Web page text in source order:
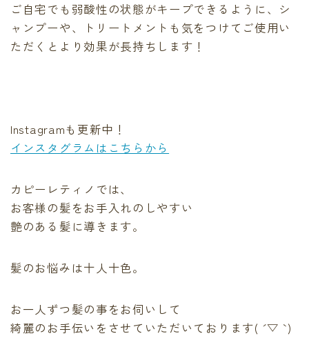
ご自宅でも弱酸性の状態がキープできるように、シ
ャンプーや、トリートメントも気をつけてご使用い
ただくとより効果が長持ちします！
Instagramも更新中！
インスタグラムはこちらから
カピーレティノでは、
お客様の髪をお手入れのしやすい
艶のある髪に導きます。
髪のお悩みは十人十色。
お一人ずつ髪の事をお伺いして
綺麗のお手伝いをさせていただいております( ´ ▽ ` )